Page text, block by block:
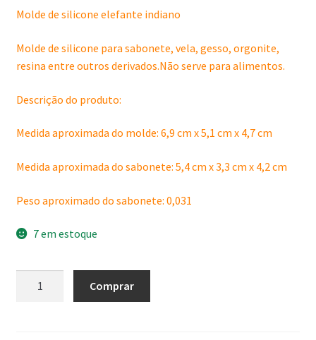
Molde de silicone elefante indiano
Molde de silicone para sabonete, vela, gesso, orgonite,
resina entre outros derivados.Não serve para alimentos.
Descrição do produto:
Medida aproximada do molde: 6,9 cm x 5,1 cm x 4,7 cm
Medida aproximada do sabonete: 5,4 cm x 3,3 cm x 4,2 cm
Peso aproximado do sabonete: 0,031
7 em estoque
Comprar